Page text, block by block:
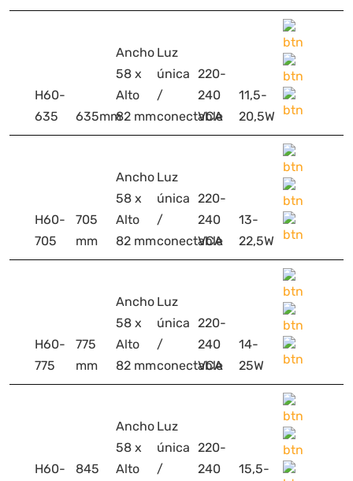
H60-
635
635mm
Ancho
58 x
Alto
82 mm
Luz
única
/
conectable
220-
240
VCA
11,5-
20,5W
H60-
705
705
mm
Ancho
58 x
Alto
82 mm
Luz
única
/
conectable
220-
240
VCA
13-
22,5W
H60-
775
775
mm
Ancho
58 x
Alto
82 mm
Luz
única
/
conectable
220-
240
VCA
14-
25W
H60-
845
Ancho
58 x
Alto
Luz
única
/
220-
240
15,5-